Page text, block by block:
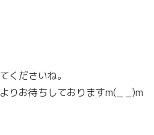
くださいね。
りお待ちしておりますm(_ _)m